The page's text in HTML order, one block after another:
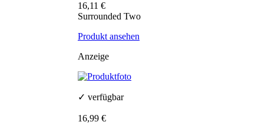
16,11 €
Surrounded Two
Produkt ansehen
Anzeige
✓ verfügbar
16,99 €